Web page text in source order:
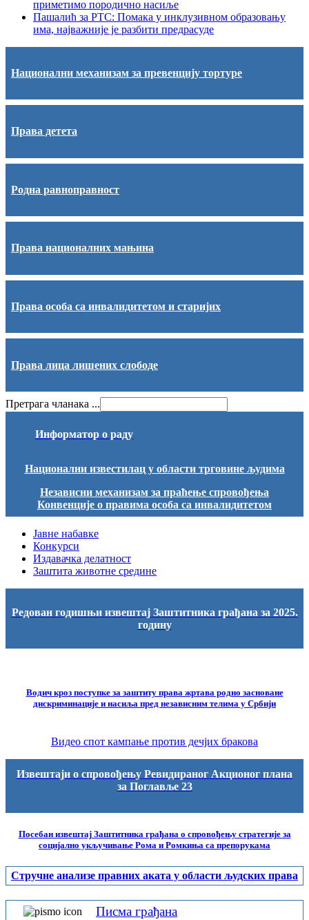
приметимо породично насиље
Пашалић за РТС: Помака у инклузивном образовању
има, најважније је разбити предрасуде
Национални механизам за превенцију тортуре
Права детета
Родна равноправност
Права националних мањина
Права особа са инвалидитетом и старијих
Права лица лишених слободе
Претрага чланака ...
Информатор о раду
Национални известилац у области трговине људима
Независни механизам за праћење спровођења
Конвенције о правима особа са инвалидитетом
Јавне набавке
Конкурси
Издавачка делатност
Заштита животне средине
Редован годишњи извештај Заштитника грађана за 2025.
годину
Водич кроз поступке за заштиту права жртава родно засноване
дискриминације и насиља пред независним телима у Србији
Видео спот кампање против дечјих бракова
Извештаји о спровођењу Ревидираног Акционог плана
за Поглавље 23
Посебан извештај Заштитника грађана о спровођењу стратегије за
социјално укључивање Рома и Ромкиња са препорукама
Стручне анализе правних аката у области људских права
Писма грађана